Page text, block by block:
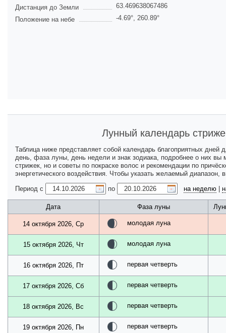
Дистанция до Земли
63.469638067486
Положение на небе
-4.69°, 260.89°
Лунный календарь
Таблица ниже представляет собой календарь благоприятных
день, фаза луны, день недели и знак зодиака, подробнее о них вы
стрижек, но и советы по покраске волос и рекомендации по
энергетического воздействия. Чтобы указать желаемый
Период с
по на неделю
Дата Фаза луны
14 октября 2026, Ср молодая луна
15 октября 2026, Чт молодая луна
16 октября 2026, Пт первая четверть
17 октября 2026, Сб первая четверть
18 октября 2026, Вс первая четверть
19 октября 2026, Пн первая четверть